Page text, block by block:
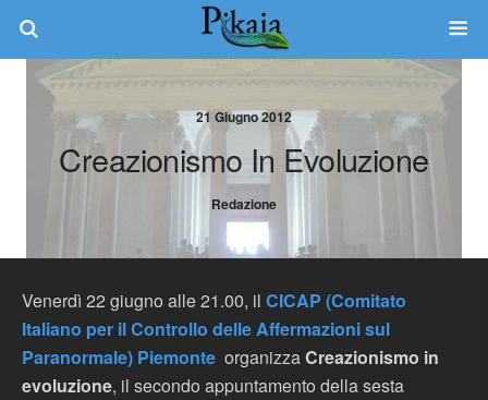
21 Giugno 2012
Creazionismo In Evoluzione
Redazione
Venerdì 22 giugno alle 21.00, il CICAP (Comitato
Italiano per il Controllo delle Affermazioni sul
Paranormale) Piemonte organizzaCreazionismo in
evoluzione, il secondo appuntamento della sesta